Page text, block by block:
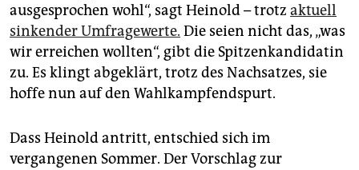
ausgesprochen wohl“, sagt Heinold – trotz aktuell
sinkender Umfragewerte. Die seien nicht das, „was
wir erreichen wollten“, gibt die Spitzenkandidatin
zu. Es klingt abgeklärt, trotz des Nachsatzes, sie
hoffe nun auf den Wahlkampfendspurt.
Dass Heinold antritt, entschied sich im
vergangenen Sommer. Der Vorschlag zur